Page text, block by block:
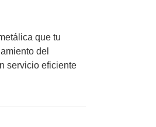
que tu
del
servicio eficiente